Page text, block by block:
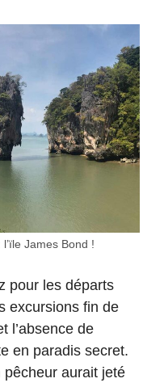
James Bond !
pour les départs
excursions fin de
l’absence de
en paradis secret.
pêcheur aurait jeté